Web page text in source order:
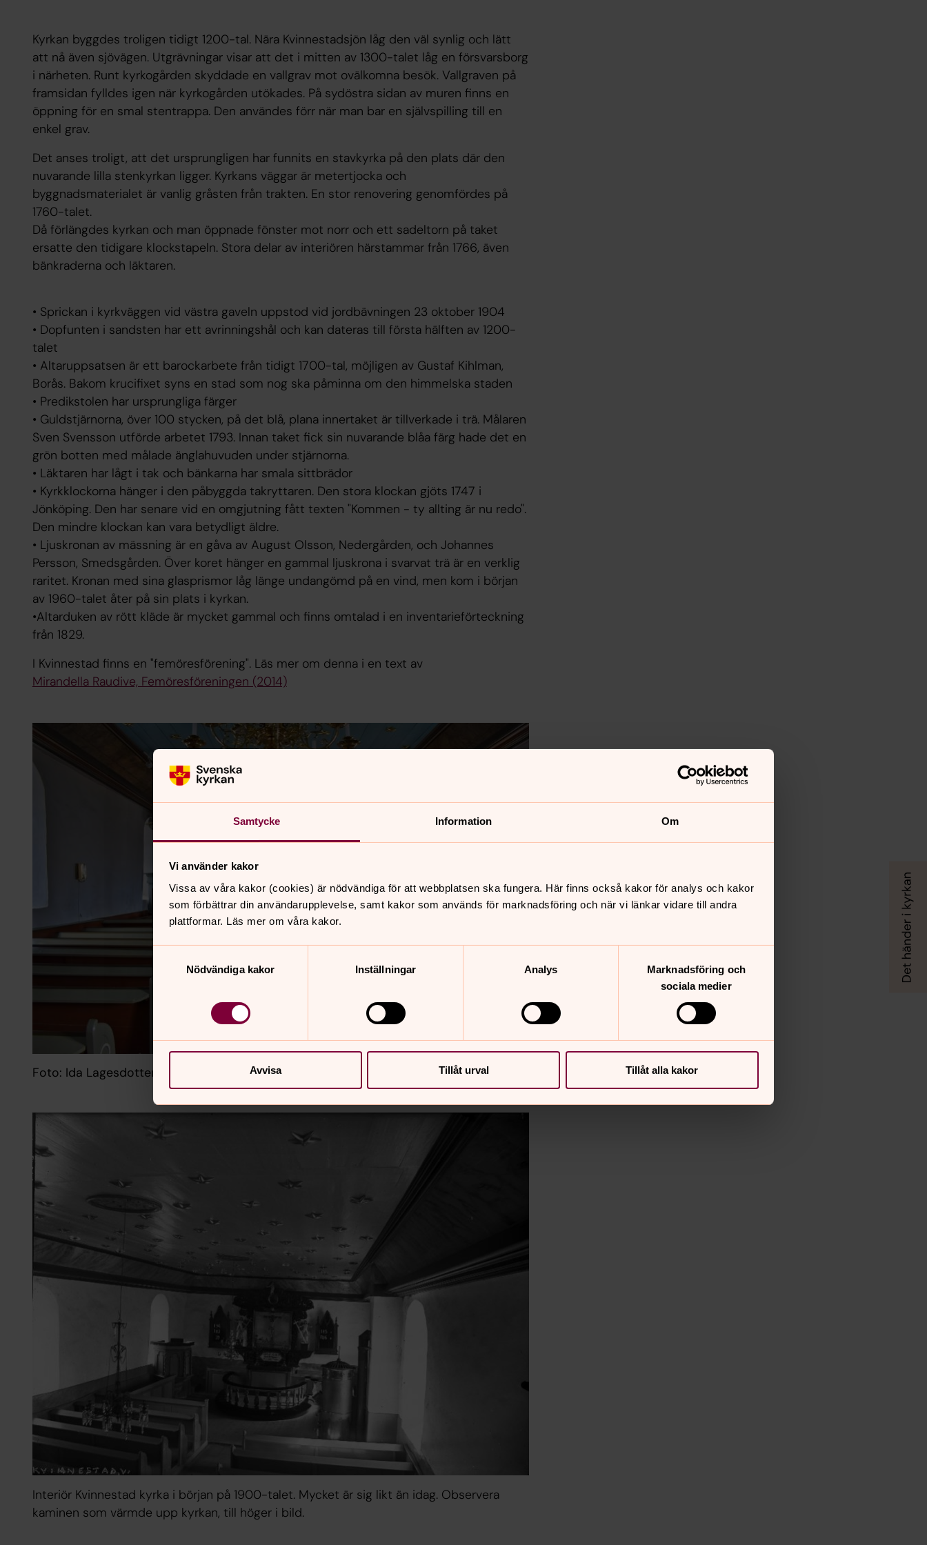
Samtycke Information Om
Vi använder kakor
Vissa av våra kakor (cookies) är nödvändiga för att webbplatsen ska fungera. Här finns också kakor för analys och kakor
som förbättrar din användarupplevelse, samt kakor som används för marknadsföring och när vi länkar vidare till andra
plattformar. Läs mer om våra kakor.
Nödvändiga kakor
Inställningar Analys
Marknadsföring och
sociala medier
Avvisa Tillåt urval Tillåt alla kakor
Kyrkan byggdes troligen tidigt 1200-tal. Nära Kvinnestadsjön låg den väl synlig och lätt
att nå även sjövägen. Utgrävningar visar att det i mitten av 1300-talet låg en försvarsborg
i närheten. Runt kyrkogården skyddade en vallgrav mot ovälkomna besök. Vallgraven på
framsidan fylldes igen när kyrkogården utökades. På sydöstra sidan av muren finns en
öppning för en smal stentrappa. Den användes förr när man bar en självspilling till en
enkel grav.
Det anses troligt, att det ursprungligen har funnits en stavkyrka på den plats där den
nuvarande lilla stenkyrkan ligger. Kyrkans väggar är metertjocka och
byggnadsmaterialet är vanlig gråsten från trakten. En stor renovering genomfördes på
1760-talet.
Då förlängdes kyrkan och man öppnade fönster mot norr och ett sadeltorn på taket
ersatte den tidigare klockstapeln. Stora delar av interiören härstammar från 1766, även
bänkraderna och läktaren.
• Sprickan i kyrkväggen vid västra gaveln uppstod vid jordbävningen 23 oktober 1904
• Dopfunten i sandsten har ett avrinningshål och kan dateras till första hälften av 1200-
talet
• Altaruppsatsen är ett barockarbete från tidigt 1700-tal, möjligen av Gustaf Kihlman,
Borås. Bakom krucifixet syns en stad som nog ska påminna om den himmelska staden
• Predikstolen har ursprungliga färger
• Guldstjärnorna, över 100 stycken, på det blå, plana innertaket är tillverkade i trä. Målaren
Sven Svensson utförde arbetet 1793. Innan taket fick sin nuvarande blåa färg hade det en
grön botten med målade änglahuvuden under stjärnorna.
• Läktaren har lågt i tak och bänkarna har smala sittbrädor
• Kyrkklockorna hänger i den påbyggda takryttaren. Den stora klockan gjöts 1747 i
Jönköping. Den har senare vid en omgjutning fått texten "Kommen - ty allting är nu redo".
Den mindre klockan kan vara betydligt äldre.
• Ljuskronan av mässning är en gåva av August Olsson, Nedergården, och Johannes
Persson, Smedsgården. Över koret hänger en gammal ljuskrona i svarvat trä är en verklig
raritet. Kronan med sina glasprismor låg länge undangömd på en vind, men kom i början
av 1960-talet åter på sin plats i kyrkan.
•Altarduken av rött kläde är mycket gammal och finns omtalad i en inventarieförteckning
från 1829.
I Kvinnestad finns en "femöresförening". Läs mer om denna i en text av
Mirandella Raudive, Femöresföreningen (2014)
Foto: Ida Lagesdotter Andersson
Interiör Kvinnestad kyrka i början på 1900-talet. Mycket är sig likt än idag. Observera
kaminen som värmde upp kyrkan, till höger i bild.